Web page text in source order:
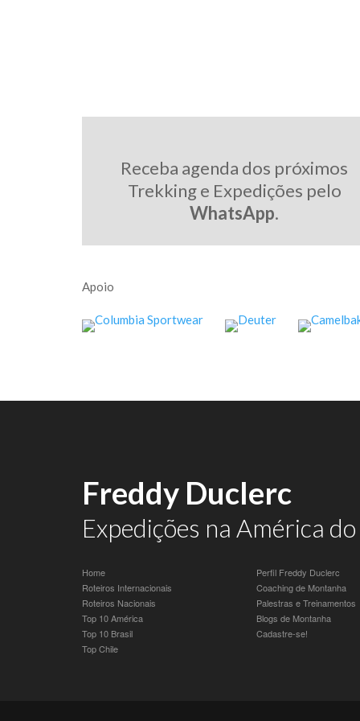
Receba agenda dos próximos
Trekking e Expedições pelo
WhatsApp.
Apoio
Freddy Duclerc
Expedições na América
Home
Roteiros Internacionais
Roteiros Nacionais
Top 10 América
Top 10 Brasil
Top Chile
Perfil Freddy Duclerc
Coaching de Montanha
Palestras e Treinamentos
Blogs de Montanha
Cadastre-se!